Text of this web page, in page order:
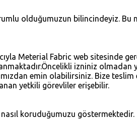
olduğumuzun bilincindeyiz. Bu
Meterial Fabric web sitesinde
izniniz olmadan
emin olabilirsiniz. Bize
yetkili görevliler erişebilir.
koruduğumuzu göstermektedir.